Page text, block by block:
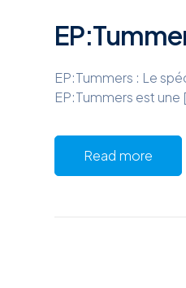
EP:Tummers : Le
EP:Tummers est une
Read more